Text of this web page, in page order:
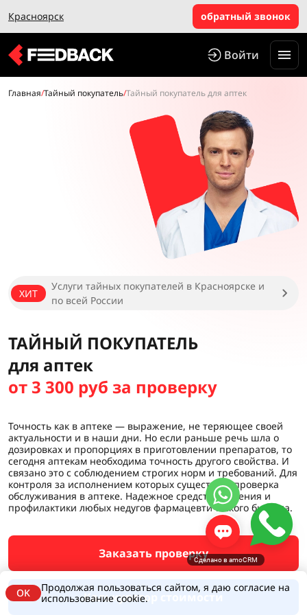
Красноярск обратный звонок
Войти
Главная/Тайный покупатель/Тайный покупатель для аптек
ХИТ
Услуги тайных покупателей в Красноярске и
по всей России
ТАЙНЫЙ ПОКУПАТЕЛЬ
для аптек
от 3 300 руб за проверку
Точность как в аптеке — выражение, не теряющее своей
актуальности и в наши дни. Но если раньше речь шла о
дозировках и пропорциях в приготовлении препаратов, то
сегодня аптекам необходима точность другого свойства. И
связано это с соблюдением строгих норм и требований. Для
контроля за исполнением которых существует проверка
обслуживания в аптеке. Надежное средство лечения и
профилактики любых недугов фармацевтического бизнеса.
Заказать проверку
Калькулятор стоимости
OK
Продолжая пользоваться сайтом, я даю согласие на
использование cookie.
Сделано в amoCRM